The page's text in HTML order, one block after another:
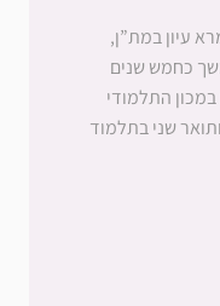
עיון במת”ן,
כחמש שנים
התלמודי
שני בתלמוד